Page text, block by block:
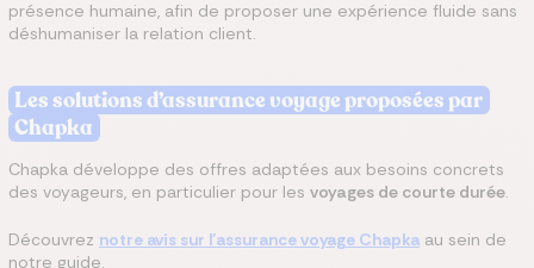
présence humaine, afin de proposer une expérience fluide sans
déshumaniser la relation client.
Les solutions d’assurance voyage proposées par
Chapka
Chapka développe des offres adaptées aux besoins concrets
des voyageurs, en particulier pour les voyages de courte durée.
Découvrez notre avis sur l'assurance voyage Chapka au sein de
notre guide.